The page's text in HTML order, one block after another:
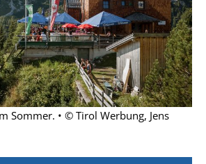
Sommer. • © Tirol Werbung, Jens